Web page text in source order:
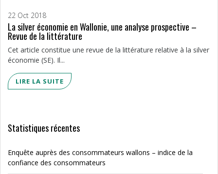
22 Oct 2018
La silver économie en Wallonie, une analyse prospective –
Revue de la littérature
Cet article constitue une revue de la littéra­ture relative à la silver
économie (SE). Il...
LIRE LA SUITE
Statistiques récentes
Enquête auprès des consommateurs wallons – indice de la
confiance des consommateurs